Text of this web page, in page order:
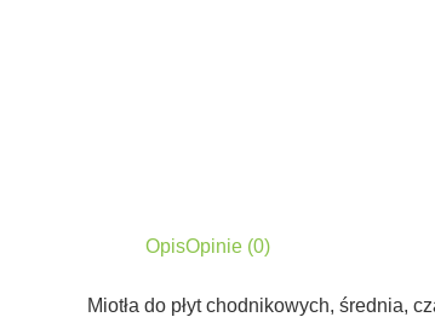
OpisOpinie (0)
Miotła do płyt chodnikowych, średnia,